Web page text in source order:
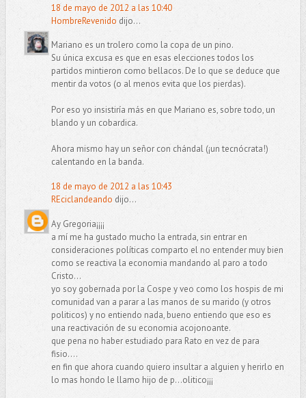
18 de mayo de 2012 a las 10:40
HombreRevenido dijo...
Mariano es un trolero como la copa de un pino.
Su única excusa es que en esas elecciones todos los
partidos mintieron como bellacos. De lo que se deduce que
mentir da votos (o al menos evita que los pierdas).
Por eso yo insistiría más en que Mariano es, sobre todo, un
blando y un cobardica.
Ahora mismo hay un señor con chándal (¡un tecnócrata!)
calentando en la banda.
18 de mayo de 2012 a las 10:43
REciclandeando dijo...
Ay Gregoria¡¡¡¡
a mí me ha gustado mucho la entrada, sin entrar en
consideraciones políticas comparto el no entender muy bien
como se reactiva la economia mandando al paro a todo
Cristo...
yo soy gobernada por la Cospe y veo como los hospis de mi
comunidad van a parar a las manos de su marido (y otros
politicos) y no entiendo nada, bueno entiendo que eso es
una reactivación de su economia acojonoante.
que pena no haber estudiado para Rato en vez de para
fisio....
en fin que ahora cuando quiero insultar a alguien y herirlo en
lo mas hondo le llamo hijo de p...olitico¡¡¡